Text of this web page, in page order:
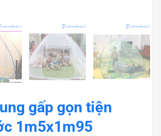
gấp gọn tiện
1m5x1m95